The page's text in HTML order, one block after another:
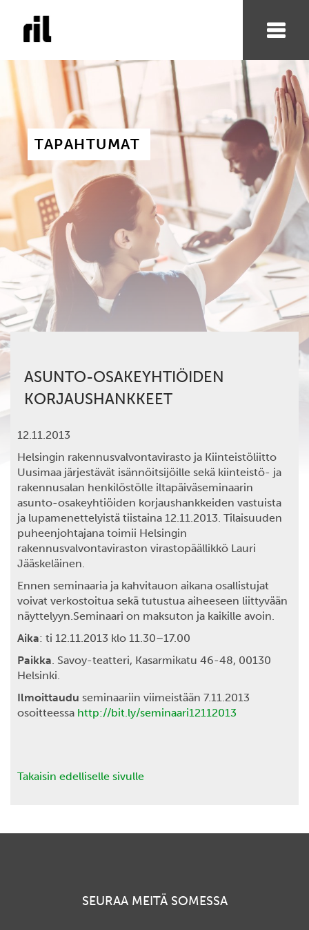
TAPAHTUMAT
ASUNTO-OSAKEYHTIÖIDEN
KORJAUSHANKKEET
12.11.2013
Helsingin rakennusvalvontavirasto ja Kiinteistöliitto
Uusimaa järjestävät isännöitsijöille sekä kiinteistö- ja
rakennusalan henkilöstölle iltapäiväseminaarin
asunto-osakeyhtiöiden korjaushankkeiden vastuista
ja lupamenettelyistä tiistaina 12.11.2013. Tilaisuuden
puheenjohtajana toimii Helsingin
rakennusvalvontaviraston virastopäällikkö Lauri
Jääskeläinen.
Ennen seminaaria ja kahvitauon aikana osallistujat
voivat verkostoitua sekä tutustua aiheeseen liittyvään
näyttelyyn.Seminaari on maksuton ja kaikille avoin.
Aika: ti 12.11.2013 klo 11.30–17.00
Paikka. Savoy-teatteri, Kasarmikatu 46-48, 00130
Helsinki.
Ilmoittaudu seminaariin viimeistään 7.11.2013
osoitteessa http://bit.ly/seminaari12112013
Takaisin edelliselle sivulle
SEURAA MEITÄ SOMESSA